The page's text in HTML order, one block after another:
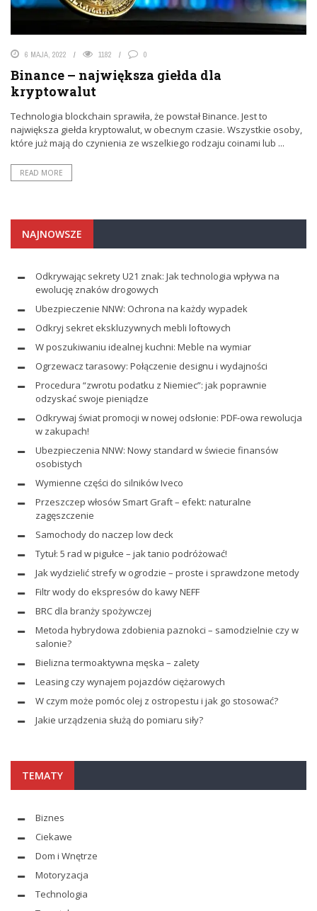
6 MAJA, 2022 1182 0
Binance – największa giełda dla
kryptowalut
Technologia blockchain sprawiła, że powstał Binance. Jest to
największa giełda kryptowalut, w obecnym czasie. Wszystkie osoby,
które już mają do czynienia ze wszelkiego rodzaju coinami lub ...
READ MORE
NAJNOWSZE
Odkrywając sekrety U21 znak: Jak technologia wpływa na
ewolucję znaków drogowych
Ubezpieczenie NNW: Ochrona na każdy wypadek
Odkryj sekret ekskluzywnych mebli loftowych
W poszukiwaniu idealnej kuchni: Meble na wymiar
Ogrzewacz tarasowy: Połączenie designu i wydajności
Procedura “zwrotu podatku z Niemiec”: jak poprawnie
odzyskać swoje pieniądze
Odkrywaj świat promocji w nowej odsłonie: PDF-owa rewolucja
w zakupach!
Ubezpieczenia NNW: Nowy standard w świecie finansów
osobistych
Wymienne części do silników Iveco
Przeszczep włosów Smart Graft – efekt: naturalne
zagęszczenie
Samochody do naczep low deck
Tytuł: 5 rad w pigułce – jak tanio podróżować!
Jak wydzielić strefy w ogrodzie – proste i sprawdzone metody
Filtr wody do ekspresów do kawy NEFF
BRC dla branży spożywczej
Metoda hybrydowa zdobienia paznokci – samodzielnie czy w
salonie?
Bielizna termoaktywna męska – zalety
Leasing czy wynajem pojazdów ciężarowych
W czym może pomóc olej z ostropestu i jak go stosować?
Jakie urządzenia służą do pomiaru siły?
TEMATY
Biznes
Ciekawe
Dom i Wnętrze
Motoryzacja
Technologia